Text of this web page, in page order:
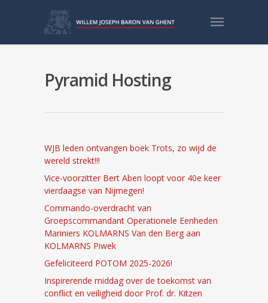
Pyramid Hosting
WJB leden ontvangen boek Trots, zo wijd de
wereld strekt!!!
Vice-voorzitter Bert Aben loopt voor 40e keer
vierdaagse van Nijmegen!
Commando-overdracht van
Groepscommandant Operationele Eenheden
Mariniers KOLMARNS Van den Berg aan
KOLMARNS Piwek
Gefeliciteerd POTOM 2025-2026!
Inspirerende middag over de toekomst van
conflict en veiligheid door Prof. dr. Kitzen